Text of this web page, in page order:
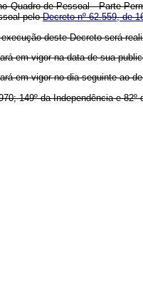
Quadro de Pessoal - Parte
peloDecreto nº 62.559, de
deste Decreto será
em vigor na data de sua
em vigor no dia seguinte
149º da Independência e 82º